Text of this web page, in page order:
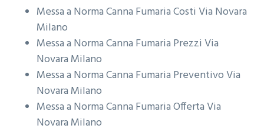
Messa a Norma Canna Fumaria Costi Via Novara
Milano
Messa a Norma Canna Fumaria Prezzi Via
Novara Milano
Messa a Norma Canna Fumaria Preventivo Via
Novara Milano
Messa a Norma Canna Fumaria Offerta Via
Novara Milano